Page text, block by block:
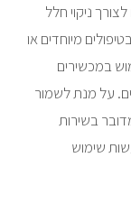
ניקוי חלל
מיוחדים או
במכשירים
על מנת לשמור
בשירות
שימוש